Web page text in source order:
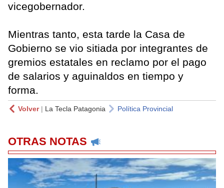
vicegobernador.
Mientras tanto, esta tarde la Casa de
Gobierno se vio sitiada por integrantes de
gremios estatales en reclamo por el pago
de salarios y aguinaldos en tiempo y
forma.
Volver| La Tecla Patagonia Política Provincial
OTRAS NOTAS